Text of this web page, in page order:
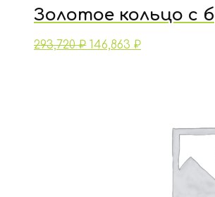
Золотое кольцо с
293,720₽ 146,863 ₽